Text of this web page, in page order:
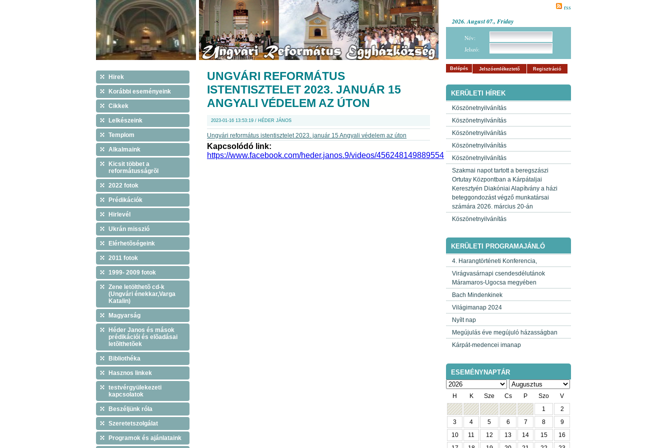
Hirek
Korábbi eseményeink
Cikkek
Lelkészeink
Templom
Alkalmaink
Kicsit többet a
reformátusságrõl
2022 fotok
Prédikációk
Hirlevél
Ukrán misszió
Elérhetõségeink
2011 fotok
1999- 2009 fotok
Zene letölthetõ cd-k
(Ungvári énekkar,Varga
Katalin)
Magyarság
Héder Janos és mások
prédikációi és elõadásai
letõlthetõek
Bibliothéka
Hasznos linkek
testvérgyülekezeti
kapcsolatok
Beszéljünk róla
Szeretetszolgálat
Programok és ajánlataink
UNGVÁRI REFORMÁTUS
ISTENTISZTELET 2023. JANUÁR 15
ANGYALI VÉDELEM AZ ÚTON
2023-01-16 13:53:19 / HÉDER JÁNOS
Ungvári református istentisztelet 2023. január 15 Angyali védelem az úton
Kapcsolódó link:
https://www.facebook.com/heder.janos.9/videos/456248149889554
rss
2026. August 07., Friday
Név:
Jelszó:
Belépés Jelszóemlékeztető Regisztráció
KERÜLETI HÍREK
Köszönetnyilvánítás
Köszönetnyilvánítás
Köszönetnyilvánítás
Köszönetnyilvánítás
Köszönetnyilvánítás
Szakmai napot tartott a beregszászi
Ortutay Központban a Kárpátaljai
Keresztyén Diakóniai Alapítvány a házi
beteggondozást végző munkatársai
számára 2026. március 20-án
Köszönetnyilvánítás
KERÜLETI PROGRAMAJÁNLÓ
4. Harangtörténeti Konferencia,
Virágvasárnapi csendesdélutánok
Máramaros-Ugocsa megyében
Bach Mindenkinek
Világimanap 2024
Nyílt nap
Megújulás éve megújuló házasságban
Kárpát-medencei imanap
ESEMÉNYNAPTÁR
H K Sze Cs P Szo
V
1
2
3
4 5 6 7 8
9
10
11 12 13 14 15
16